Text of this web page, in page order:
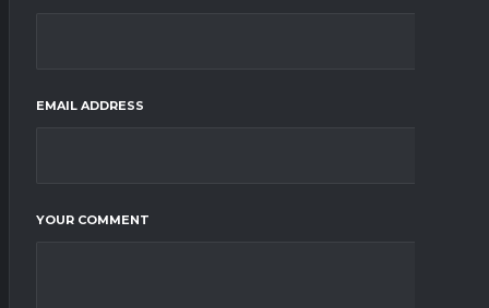
EMAIL ADDRESS
YOUR COMMENT